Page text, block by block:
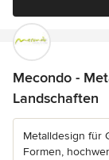
Mecondo -
Landschaften
Metalldesign für
Formen,